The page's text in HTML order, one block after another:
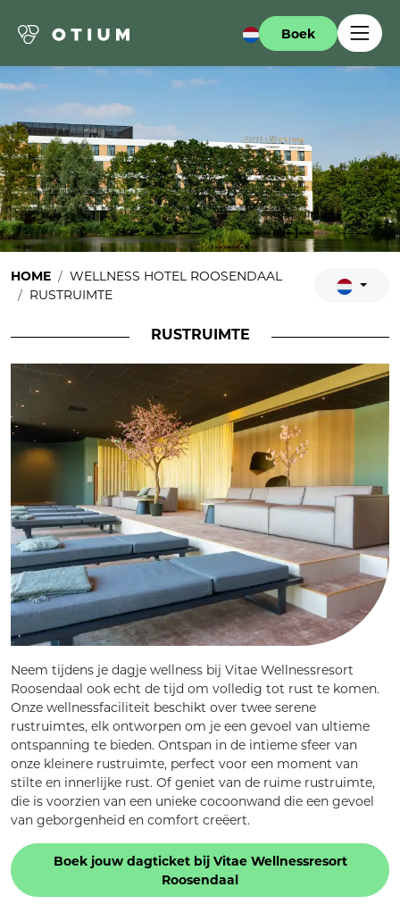
Boek
HOME
WELLNESS HOTEL ROOSENDAAL
RUSTRUIMTE
RUSTRUIMTE
Neem tijdens je dagje wellness bij Vitae Wellnessresort
Roosendaal ook echt de tijd om volledig tot rust te komen.
Onze wellnessfaciliteit beschikt over twee serene
rustruimtes, elk ontworpen om je een gevoel van ultieme
ontspanning te bieden. Ontspan in de intieme sfeer van
onze kleinere rustruimte, perfect voor een moment van
stilte en innerlijke rust. Of geniet van de ruime rustruimte,
die is voorzien van een unieke cocoonwand die een gevoel
van geborgenheid en comfort creëert.
Boek jouw dagticket bij Vitae Wellnessresort
Roosendaal